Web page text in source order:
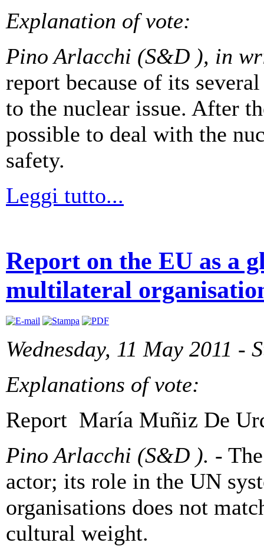
Explanation of vote:
Pino Arlacchi (S&D ), in
report because of its
to the nuclear issue. After
possible to deal with the
safety.
Leggi tutto...
Report on the EU as a
multilateral
Wednesday, 11 May 2011 -
Explanations of vote:
Report María Muñiz De
Pino Arlacchi (S&D ). -
actor; its role in the UN
organisations does not
cultural weight.